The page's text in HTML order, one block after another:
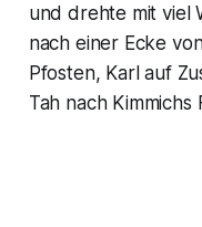
und drehte mit viel
nach einer Ecke
Pfosten, Karl auf
Tah nach Kimmichs